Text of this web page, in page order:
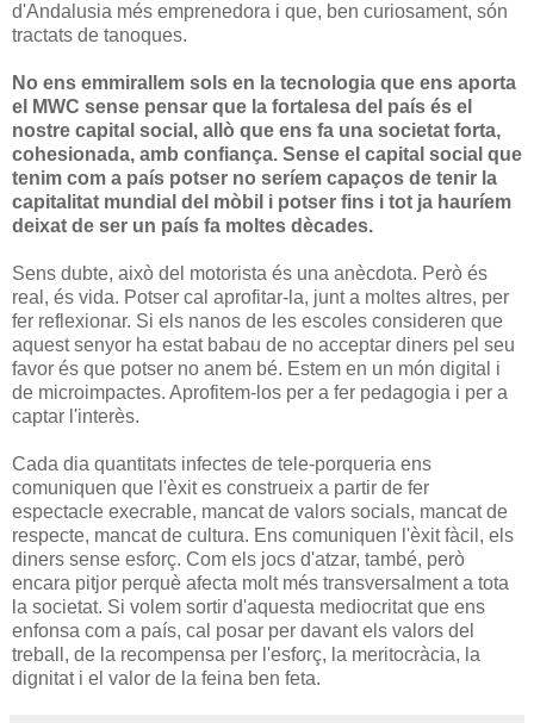
d'Andalusia més emprenedora i que, ben curiosament, són
tractats de tanoques.
No ens emmirallem sols en la tecnologia que ens aporta
el MWC sense pensar que la fortalesa del país és el
nostre capital social, allò que ens fa una societat forta,
cohesionada, amb confiança. Sense el capital social que
tenim com a país potser no seríem capaços de tenir la
capitalitat mundial del mòbil i potser fins i tot ja hauríem
deixat de ser un país fa moltes dècades.
Sens dubte, això del motorista és una anècdota. Però és
real, és vida. Potser cal aprofitar-la, junt a moltes altres, per
fer reflexionar. Si els nanos de les escoles consideren que
aquest senyor ha estat babau de no acceptar diners pel seu
favor és que potser no anem bé. Estem en un món digital i
de microimpactes. Aprofitem-los per a fer pedagogia i per a
captar l'interès.
Cada dia quantitats infectes de tele-porqueria ens
comuniquen que l'èxit es construeix a partir de fer
espectacle execrable, mancat de valors socials, mancat de
respecte, mancat de cultura. Ens comuniquen l'èxit fàcil, els
diners sense esforç. Com els jocs d'atzar, també, però
encara pitjor perquè afecta molt més transversalment a tota
la societat. Si volem sortir d'aquesta mediocritat que ens
enfonsa com a país, cal posar per davant els valors del
treball, de la recompensa per l'esforç, la meritocràcia, la
dignitat i el valor de la feina ben feta.